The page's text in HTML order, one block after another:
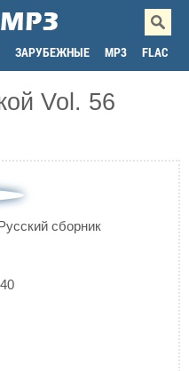
ЗАРУБЕЖНЫЕ MP3 FLAC
Vol. 56
сборник